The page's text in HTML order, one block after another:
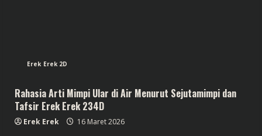
Erek Erek 2D
Rahasia Arti Mimpi Ular di Air Menurut Sejutamimpi dan
Tafsir Erek Erek 234D
Erek Erek 16 Maret 2026